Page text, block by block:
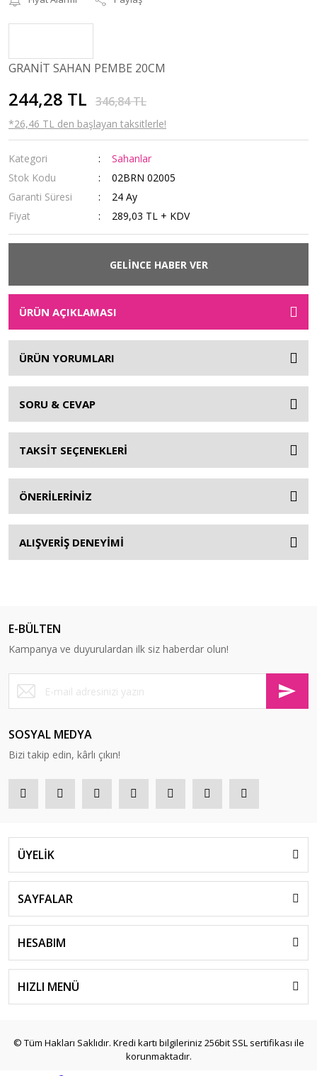
GRANİT SAHAN PEMBE 20CM
244,28 TL 346,84 TL
*26,46 TL den başlayan taksitlerle!
Kategori
Sahanlar
Stok Kodu
02BRN 02005
Garanti Süresi
24 Ay
Fiyat
289,03 TL + KDV
GELİNCE HABER VER
ÜRÜN AÇIKLAMASI
ÜRÜN YORUMLARI
SORU & CEVAP
TAKSİT SEÇENEKLERİ
ÖNERİLERİNİZ
ALIŞVERİŞ DENEYİMİ
E-BÜLTEN
Kampanya ve duyurulardan ilk siz haberdar olun!
SOSYAL MEDYA
Bizi takip edin, kârlı çıkın!
ÜYELİK
SAYFALAR
HESABIM
HIZLI MENÜ
© Tüm Hakları Saklıdır. Kredi kartı bilgileriniz 256bit SSL sertifikası ile
korunmaktadır.